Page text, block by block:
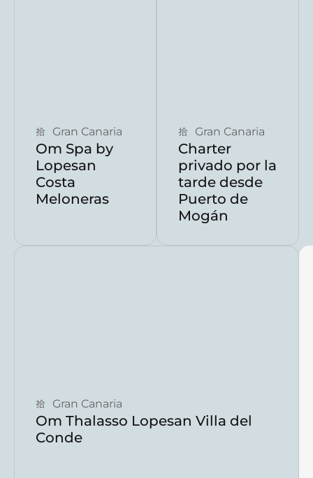
Gran Canaria
Om Spa by
Lopesan
Costa
Meloneras
Gran Canaria
Charter
privado por la
tarde desde
Puerto de
Mogán
Gran Canaria
Om Thalasso Lopesan Villa del
Conde